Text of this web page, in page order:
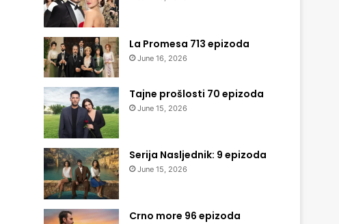
La Promesa 713 epizoda
June 16, 2026
Tajne prošlosti 70 epizoda
June 15, 2026
Serija Nasljednik: 9 epizoda
June 15, 2026
Crno more 96 epizoda